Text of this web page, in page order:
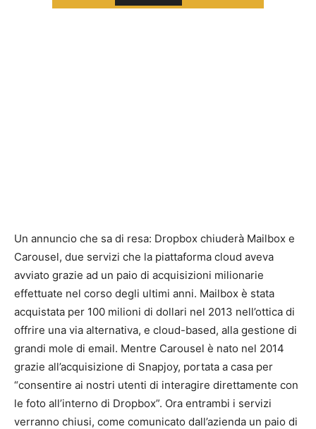
Un annuncio che sa di resa: Dropbox chiuderà Mailbox e
Carousel, due servizi che la piattaforma cloud aveva
avviato grazie ad un paio di acquisizioni milionarie
effettuate nel corso degli ultimi anni. Mailbox è stata
acquistata per 100 milioni di dollari nel 2013 nell’ottica di
offrire una via alternativa, e cloud-based, alla gestione di
grandi mole di email. Mentre Carousel è nato nel 2014
grazie all’acquisizione di Snapjoy, portata a casa per
“consentire ai nostri utenti di interagire direttamente con
le foto all’interno di Dropbox”. Ora entrambi i servizi
verranno chiusi, come comunicato dall’azienda un paio di